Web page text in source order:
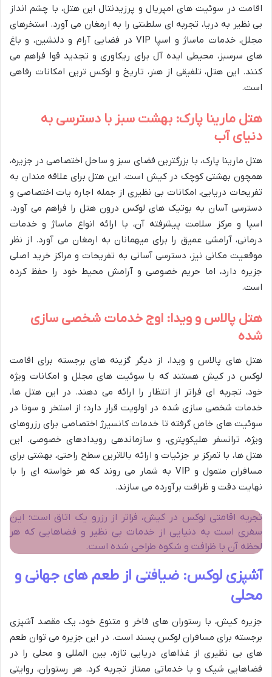
اقامت در سوئیت های امپریال و پرزیدنتال این هتل، با چشم انداز
بی نظیر به دریا، تجربه ای سلطنتی را به ارمغان می آورد. استخرهای
مجلل، خدمات ماساژ و اسپا VIP در فضایی آرام و دلنشین، و باغ
های سرسبز، محیطی ایده آل برای ریکاوری و تجدید قوا فراهم می
کنند. این هتل، تلفیقی از هنر، تاریخ و لوکس ترین امکانات رفاهی
است.
هتل مارینا پارک: بهشت سبز با دسترسی به
دنیای آب
هتل مارینا پارک، با بزرگترین فضای سبز و ساحل اختصاصی در جزیره،
همچون بهشتی کوچک در کیش است. این هتل برای علاقه مندان به
تفریحات دریایی، امکانات بی نظیری از جمله اجاره یات اختصاصی و
دسترسی آسان به بوتیک های لوکس درون هتل را فراهم می آورد.
اسپا و مرکز سلامت پیشرفته آن، با ارائه انواع ماساژ و خدمات
درمانی، آرامشی عمیق را برای میهمانان به ارمغان می آورد. از نظر
موقعیت مکانی نیز، دسترسی آسانی به تفریحات و مراکز خرید اصلی
جزیره دارد، اما حریم خصوصی و آرامش محیط خود را حفظ کرده
است.
هتل پالاس و ویدا: اوج خدمات شخصی سازی
شده
هتل های پالاس و ویدا، از دیگر گزینه های برجسته برای اقامت
لوکس در کیش هستند که با سوئیت های مجلل و امکانات ویژه
خود، تجربه ای فراتر از انتظار را ارائه می دهند. در این هتل ها،
خدمات شخصی سازی شده در اولویت قرار دارد؛ از استخر و سونا در
سوئیت های خاص گرفته تا خدمات کانسیرژ اختصاصی برای رزروهای
ویژه، ترانسفر هلیکوپتری، و سازماندهی رویدادهای خصوصی. این
هتل ها، با تمرکز بر جزئیات و ارائه بالاترین سطح راحتی، بهشتی برای
مسافران متمول و VIP به شمار می روند که هر خواسته ای را با
نهایت دقت و ظرافت برآورده می سازند.
تجربه اقامتی لوکس در کیش، فراتر از رزرو یک اتاق است؛ این
سفری است به دنیایی از خدمات بی نظیر و فضاهایی که هر
لحظه آن با ظرافت و شکوه طراحی شده است.
آشپزی لوکس: ضیافتی از طعم های جهانی و
محلی
جزیره کیش، با رستوران های فاخر و متنوع خود، یک مقصد آشپزی
برجسته برای مسافران لوکس پسند است. در این جزیره می توان طعم
های بی نظیری از غذاهای دریایی تازه، بین المللی و محلی را در
فضاهایی شیک و با خدماتی ممتاز تجربه کرد. هر رستوران، روایتی